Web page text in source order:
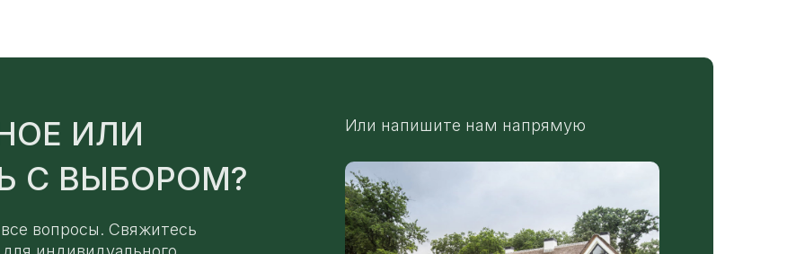
ИЛИ
С ВЫБОРОМ?
Или напишите нам напрямую
вопросы. Свяжитесь